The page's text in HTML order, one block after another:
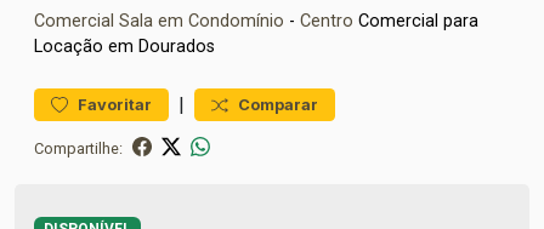
Comercial Sala em Condomínio - Centro Comercial para
Locação em Dourados
Favoritar | Comparar
Compartilhe: